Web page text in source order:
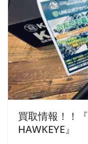
買取情報！！
HAWKEYE』